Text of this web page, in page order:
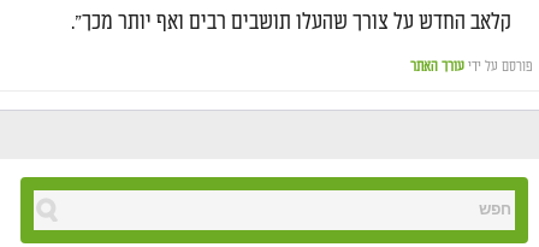
קלאב החדש על צורך שהעלו תושבים רבים ואף יותר מכך".
פורסם על ידי עורך האתר